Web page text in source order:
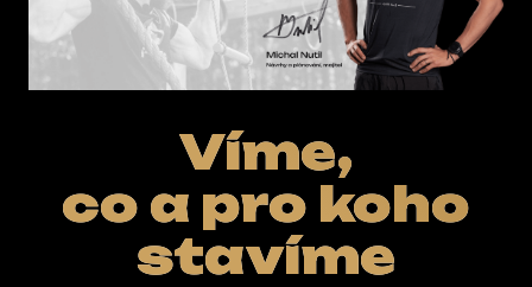
Víme,
co a pro koho
stavíme